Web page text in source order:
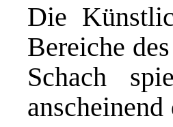
Die
Bereiche
Schach